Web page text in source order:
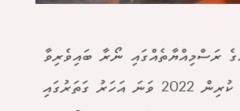
ރަސްމިއްޔާތެއްގައި ނޯރާ ބައިވެރިވާ
ދެވަނަ ފަހަރެވެ. މީގެ ކުރިން 2022 ވަނަ އަހަރު ގަތަރުގައި